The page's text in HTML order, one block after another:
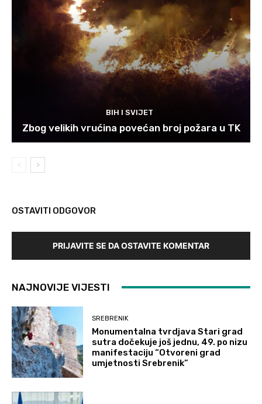
BIH I SVIJET
Zbog velikih vrućina povećan broj požara u TK
OSTAVITI ODGOVOR
PRIJAVITE SE DA OSTAVITE KOMENTAR
NAJNOVIJE VIJESTI
SREBRENIK
Monumentalna tvrdjava Stari grad
sutra dočekuje još jednu, 49. po nizu
manifestaciju “Otvoreni grad
umjetnosti Srebrenik”